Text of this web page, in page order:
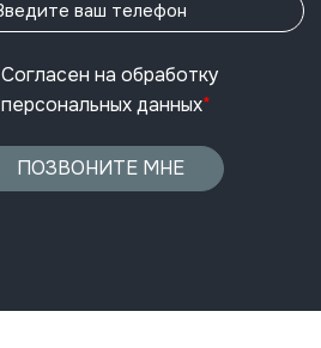
Согласен на обработку
персональных данных*
ПОЗВОНИТЕ МНЕ